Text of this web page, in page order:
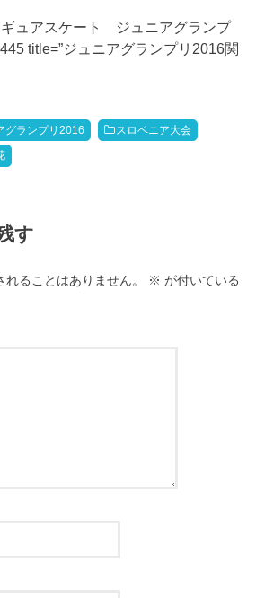
ギュアスケート ジュニアグランプ
title=”ジュニアグランプリ2016関
グランプリ2016 スロベニア大会
す
ることはありません。 ※ が付いている